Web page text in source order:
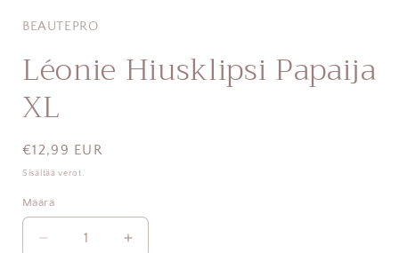
BEAUTEPRO
Léonie Hiusklipsi Papaija
XL
Normaalihinta
€12,99 EUR
Sisältää verot.
Määrä
Vähennä
Lisää